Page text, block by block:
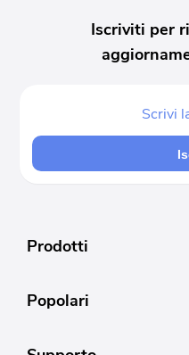
Iscriviti per
Prodotti
Popolari